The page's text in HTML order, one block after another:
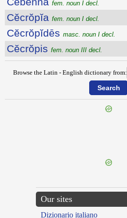
fem. noun I decl.
Cĕcrŏpĭa fem. noun I decl.
Cĕcrŏpĭdēs masc. noun I decl.
Cĕcrŏpis fem. noun III decl.
Browse the Latin - English dictionary from:
Our sites
Dizionario italiano